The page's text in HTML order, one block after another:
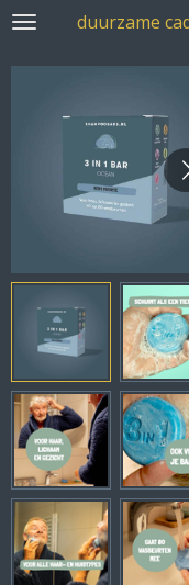
Ga
hoofdinhoud
duurzame